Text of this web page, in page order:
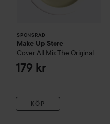
SPONSRAD
Make Up Store
Cover All MixThe Original
179 kr
KÖP